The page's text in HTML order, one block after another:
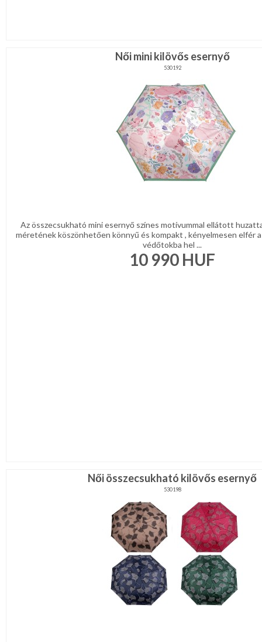
Női mini kilövős esernyő
530192
Az összecsukható mini esernyő színes motívummal ellátott
méretének köszönhetően könnyű és kompakt , kényelmesen elfér
védőtokba hel ...
10 990 HUF
Női összecsukható kilövős esernyő
530198